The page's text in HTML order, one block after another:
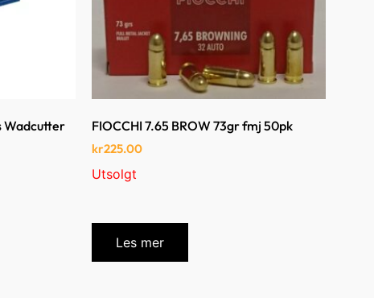
Wadcutter
FIOCCHI 7.65 BROW 73gr fmj 50pk
kr225.00
Utsolgt
Les mer